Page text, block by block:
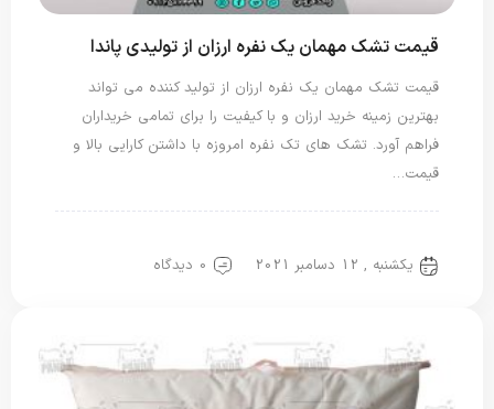
قیمت تشک مهمان یک نفره ارزان از تولیدی پاندا
قیمت تشک مهمان یک نفره ارزان از تولید کننده می تواند
بهترین زمینه خرید ارزان و با کیفیت را برای تمامی خریداران
فراهم آورد. تشک های تک نفره امروزه با داشتن کارایی بالا و
قیمت…
یکشنبه , 12 دسامبر 2021 0 دیدگاه